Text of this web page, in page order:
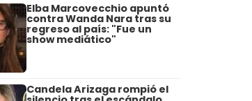
Elba Marcovecchio apuntó
contra Wanda Nara tras su
regreso al país: "Fue un
show mediático"
Candela Arizaga rompió el